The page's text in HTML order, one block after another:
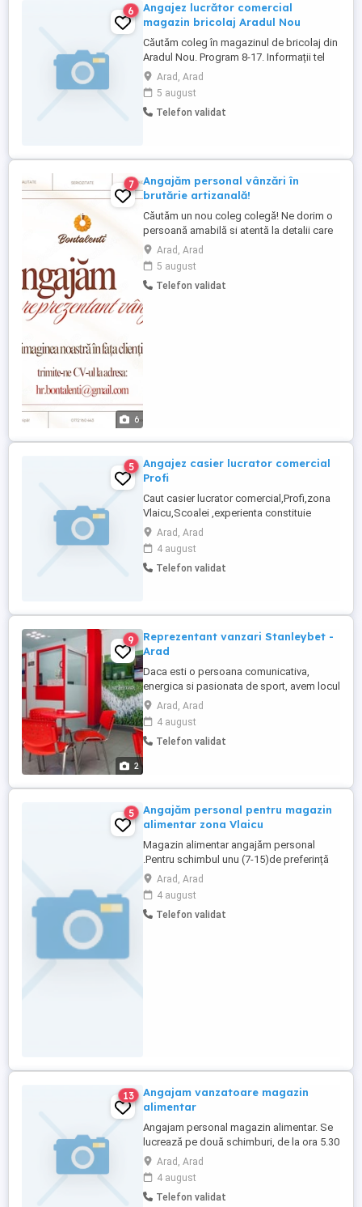
6
Angajez lucrător comercial
magazin bricolaj Aradul Nou
Căutăm coleg în magazinul de bricolaj din
Aradul Nou. Program 8-17. Informații tel
Arad, Arad
5 august
Telefon validat
6
7
Angajăm personal vânzări în
brutărie artizanală!
Căutăm un nou coleg colegă! Ne dorim o
persoană amabilă si atentă la detalii care
să ne reprezinte în fața clienților.
Responsabilitățile includ: -aranjarea
estetică a produselor pe rafturi în vitrine -
prezentarea și vânzarea corectă a
Arad, Arad
5 august
Telefon validat
5
Angajez casier lucrator comercial
Profi
Caut casier lucrator comercial,Profi,zona
Vlaicu,Scoalei ,experienta constituie
avantaj Pt mai multe detalii sunati la nr
Arad, Arad
4 august
Telefon validat
2
9
Reprezentant vanzari Stanleybet -
Arad
Daca esti o persoana comunicativa,
energica si pasionata de sport, avem locul
perfect pentru tine in echipa noastra.
Cautam un Reprezentant Vanzari care sa
aduca entuziasm, profesionalism si un
plus de energie in agentia noastra de
Arad, Arad
4 august
Telefon validat
5
Angajăm personal pentru magazin
alimentar zona Vlaicu
Magazin alimentar angajăm personal
.Pentru schimbul unu (7-15)de preferință
bărbat și schimbul doi(14-22) femei.
Arad, Arad
4 august
Telefon validat
13
Angajam vanzatoare magazin
alimentar
Angajam personal magazin alimentar. Se
lucrează pe două schimburi, de la ora 5.30
la ora 13:30 ( 8 ore) și de la ora 13:00 pana
la ora 20:00 ( 7 ore). Se lucrează 1
weekend pe luna ( se lucrează la al 4-lea
weekend - exista posibilitatea sa se
Arad, Arad
4 august
Telefon validat